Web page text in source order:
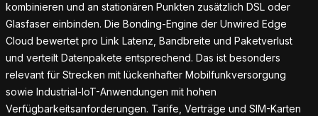
kombinieren und an stationären Punkten zusätzlich DSL oder
Glasfaser einbinden. Die Bonding-Engine der Unwired Edge
Cloud bewertet pro Link Latenz, Bandbreite und Paketverlust
und verteilt Datenpakete entsprechend. Das ist besonders
relevant für Strecken mit lückenhafter Mobilfunkversorgung
sowie Industrial-IoT-Anwendungen mit hohen
Verfügbarkeitsanforderungen. Tarife, Verträge und SIM-Karten